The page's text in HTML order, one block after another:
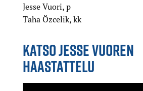
Jesse Vuori, p
Taha Özcelik, kk
KATSO JESSE VUOREN
HAASTATTELU